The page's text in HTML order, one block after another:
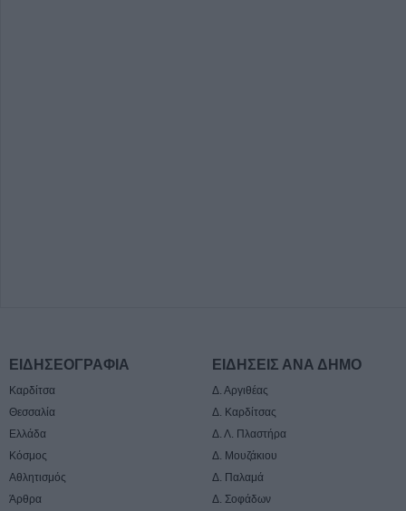
ΕΙΔΗΣΕΟΓΡΑΦΙΑ
Καρδίτσα
Θεσσαλία
Ελλάδα
Κόσμος
Αθλητισμός
Άρθρα
ΕΙΔΗΣΕΙΣ ΑΝΑ ΔΗΜΟ
Δ. Αργιθέας
Δ. Καρδίτσας
Δ. Λ. Πλαστήρα
Δ. Μουζάκιου
Δ. Παλαμά
Δ. Σοφάδων